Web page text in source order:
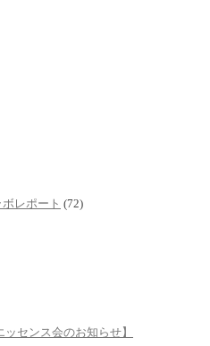
レポート (72)
センス会のお知らせ】